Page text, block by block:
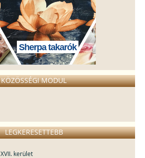
Sherpa takarók
KÖZÖSSÉGI MODUL
LEGKERESETTEBB
kerület